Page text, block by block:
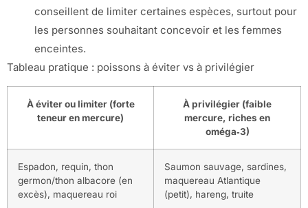
conseillent de limiter certaines espèces, surtout pour
les personnes souhaitant concevoir et les femmes
enceintes.
Tableau pratique : poissons à éviter vs à privilégier
À éviter ou limiter (forte
teneur en mercure)
À privilégier (faible
mercure, riches en
oméga‑3)
Espadon, requin, thon
germon/thon albacore (en
excès), maquereau roi
Saumon sauvage, sardines,
maquereau Atlantique
(petit), hareng, truite